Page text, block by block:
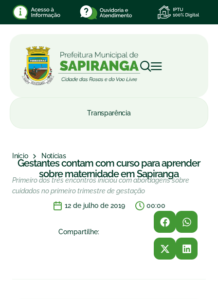
Transparência
Início Notícias
Gestantes contam com curso para aprender
sobre maternidade em Sapiranga
Primeiro dos três encontros iniciou com abordagens sobre
cuidados no primeiro trimestre de gestação
12 de julho de 2019
00:00
Compartilhe: